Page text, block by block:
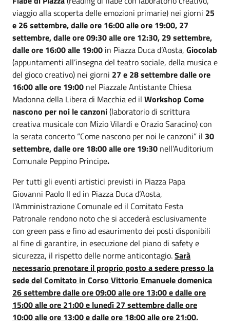
viaggio alla scoperta delle emozioni primarie) nei giorni 25
e 26 settembre, dalle ore 16:00 alle ore 19:00, 27
settembre, dalle ore 09:30 alle ore 12:30, 29 settembre,
dalle ore 16:00 alle 19:00 in Piazza Duca d’Aosta, Giocolab
(appuntamenti all’insegna del teatro sociale, della musica e
del gioco creativo) nei giorni 27 e 28 settembre dalle ore
16:00 alle ore 19:00 nel Piazzale Antistante Chiesa
Madonna della Libera di Macchia ed il Workshop Come
nascono per noi le canzoni(laboratorio di scrittura
creativa musicale con Mizio Vilardi e Orazio Saracino) con
la serata concerto “Come nascono per noi le canzoni” il 30
settembre, dalle ore 18:00 alle ore 19:30 nell’Auditorium
Comunale Peppino Principe.
Per tutti gli eventi artistici previsti in Piazza Papa
Giovanni Paolo II ed in Piazza Duca d’Aosta,
l’Amministrazione Comunale ed il Comitato Festa
Patronale rendono noto che si accederà esclusivamente
con green pass e fino ad esaurimento dei posti disponibili
al fine di garantire, in esecuzione del piano di safety e
sicurezza, il rispetto delle norme anticontagio.Sarà
necessario prenotare il proprio posto a sedere presso la
sede del Comitato in Corso Vittorio Emanuele domenica
26 settembre dalle ore 09:00 alle ore 13:00 e dalle ore
15:00 alle ore 21:00 e lunedì 27 settembre dalle ore
10:00 alle ore 13:00 e dalle ore 18:00 alle ore 21:00.